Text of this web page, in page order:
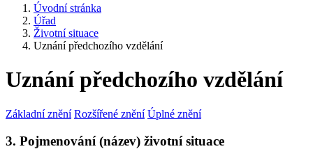
Úvodní stránka
Úřad
Životní situace
Uznání předchozího vzdělání
Uznání předchozího vzdělání
Základní znění Rozšířené znění Úplné znění
3. Pojmenování (název) životní situace